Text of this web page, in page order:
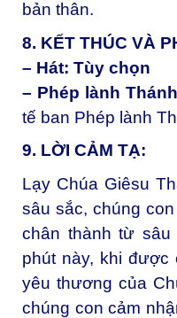
bản thân.
8. KẾT THÚC VÀ
– Hát: Tùy chọn
– Phép lành
tế ban Phép lành
9. LỜI CẢM TẠ:
Lạy Chúa Giêsu
sâu sắc, chúng
chân thành từ sâu
phút này, khi được
yêu thương của
chúng con cảm